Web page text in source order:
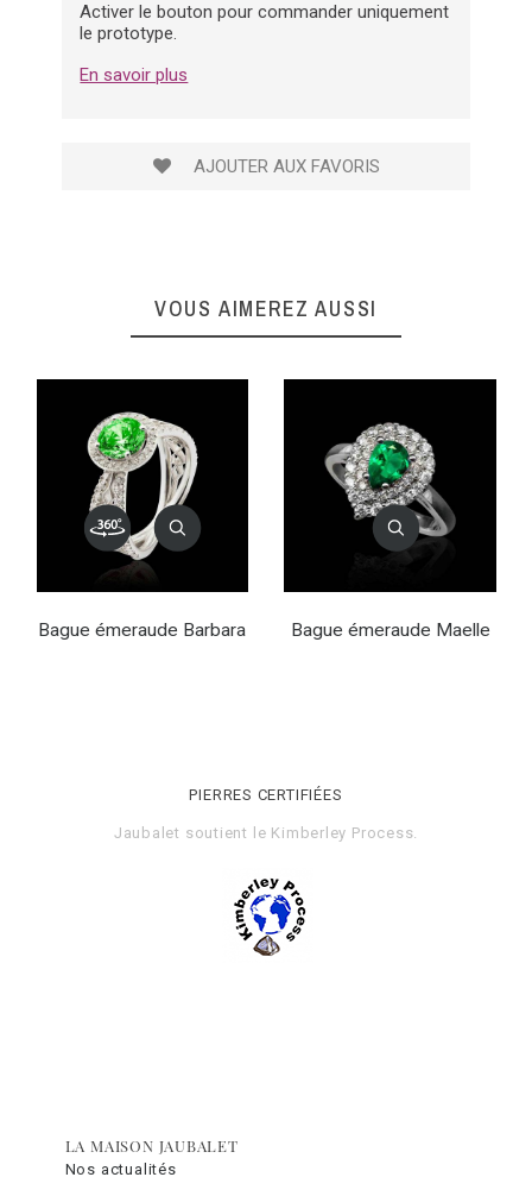
Activer le bouton pour commander uniquement
le prototype.
En savoir plus
AJOUTER AUX FAVORIS
VOUS AIMEREZ AUSSI
Bague émeraude Barbara Bague émeraude Maelle
PIERRES CERTIFIÉES
Jaubalet soutient le Kimberley Process.
LA MAISON JAUBALET
Nos actualités